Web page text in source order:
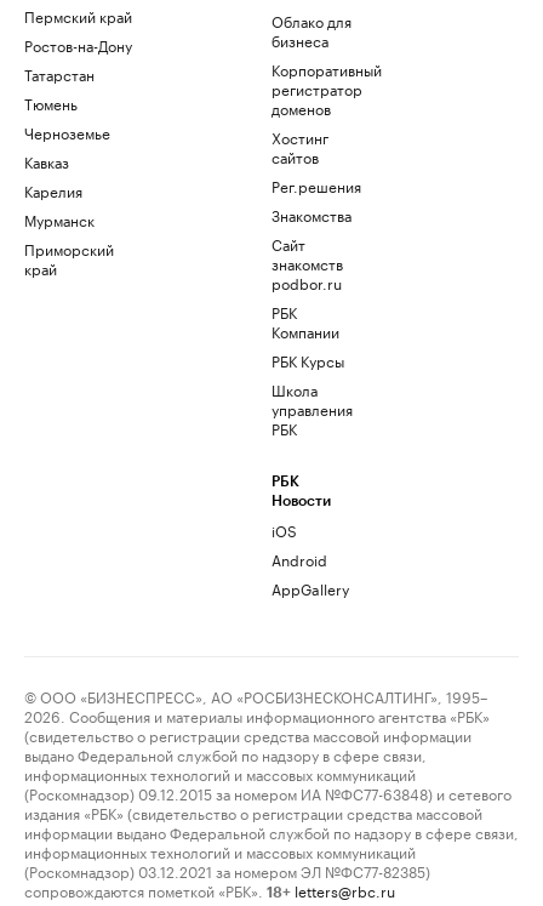
Пермский край
Ростов-на-Дону
Татарстан
Тюмень
Черноземье
Кавказ
Карелия
Мурманск
Приморский
край
Облако для
бизнеса
Корпоративный
регистратор
доменов
Хостинг
сайтов
Рег.решения
Знакомства
Сайт
знакомств
podbor.ru
РБК
Компании
РБК Курсы
Школа
управления
РБК
РБК
Новости
iOS
Android
AppGallery
© ООО «БИЗНЕСПРЕСС», АО «РОСБИЗНЕСКОНСАЛТИНГ», 1995–
2026. Сообщения и материалы информационного агентства «РБК»
(свидетельство о регистрации средства массовой информации
выдано Федеральной службой по надзору в сфере связи,
информационных технологий и массовых коммуникаций
(Роскомнадзор) 09.12.2015 за номером ИА №ФС77-63848) и сетевого
издания «РБК» (свидетельство о регистрации средства массовой
информации выдано Федеральной службой по надзору в сфере связи,
информационных технологий и массовых коммуникаций
(Роскомнадзор) 03.12.2021 за номером ЭЛ №ФС77-82385)
сопровождаются пометкой «РБК».
18+ letters@rbc.ru